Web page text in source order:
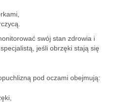
swój stan zdrowia i
jeśli obrzęki stają się
pod oczami obejmują: